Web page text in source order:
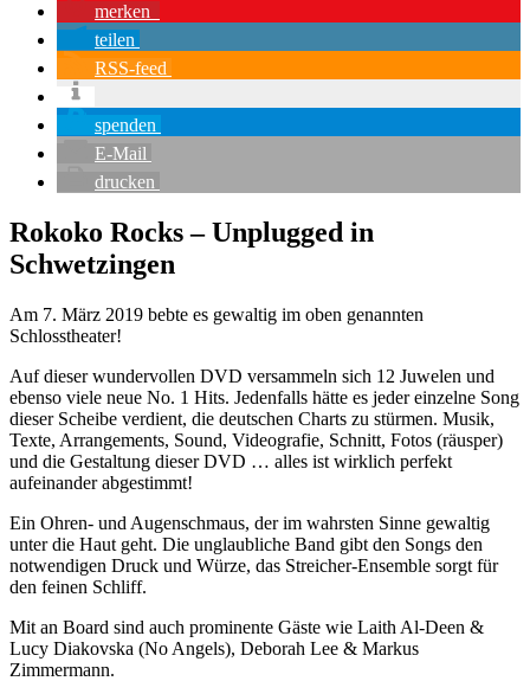
merken
teilen
RSS-feed
spenden
E-Mail
drucken
Rokoko Rocks – Unplugged in
Schwetzingen
Am 7. März 2019 bebte es gewaltig im oben genannten
Schlosstheater!
Auf dieser wundervollen DVD versammeln sich 12 Juwelen und
ebenso viele neue No. 1 Hits. Jedenfalls hätte es jeder einzelne Song
dieser Scheibe verdient, die deutschen Charts zu stürmen. Musik,
Texte, Arrangements, Sound, Videografie, Schnitt, Fotos (räusper)
und die Gestaltung dieser DVD … alles ist wirklich perfekt
aufeinander abgestimmt!
Ein Ohren- und Augenschmaus, der im wahrsten Sinne gewaltig
unter die Haut geht. Die unglaubliche Band gibt den Songs den
notwendigen Druck und Würze, das Streicher-Ensemble sorgt für
den feinen Schliff.
Mit an Board sind auch prominente Gäste wie Laith Al-Deen &
Lucy Diakovska (No Angels), Deborah Lee & Markus
Zimmermann.